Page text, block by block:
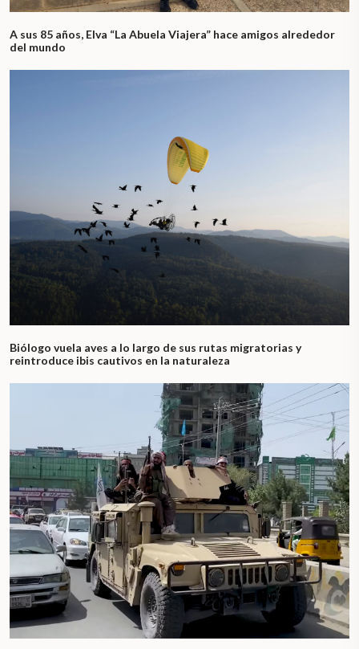
A sus 85 años, Elva “La Abuela Viajera” hace amigos alrededor
del mundo
Biólogo vuela aves a lo largo de sus rutas migratorias y
reintroduce ibis cautivos en la naturaleza